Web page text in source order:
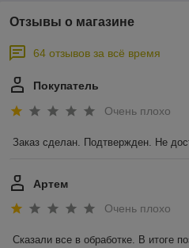
Отзывы о магазине
64 отзывов за всё время
Покупатель
Очень плохо
Заказ сделан. Подтвержден. Не
Артем
Очень плохо
Сказали все в обработке. В итоге